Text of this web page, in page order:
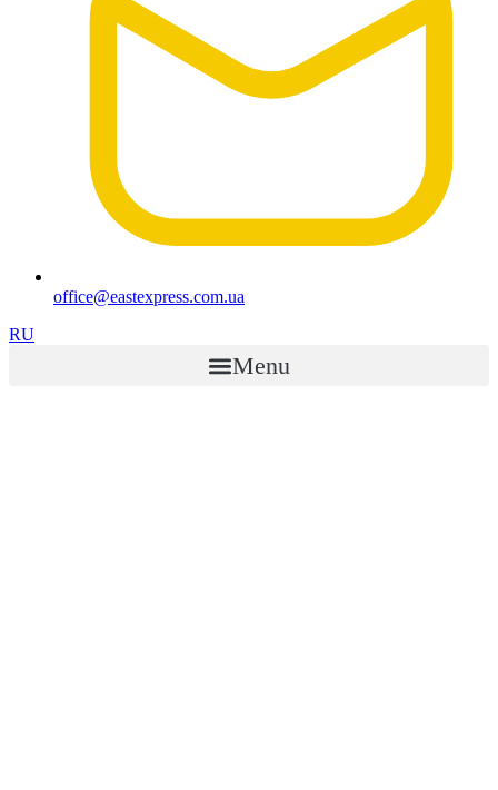
office@eastexpress.com.ua
RU
Menu